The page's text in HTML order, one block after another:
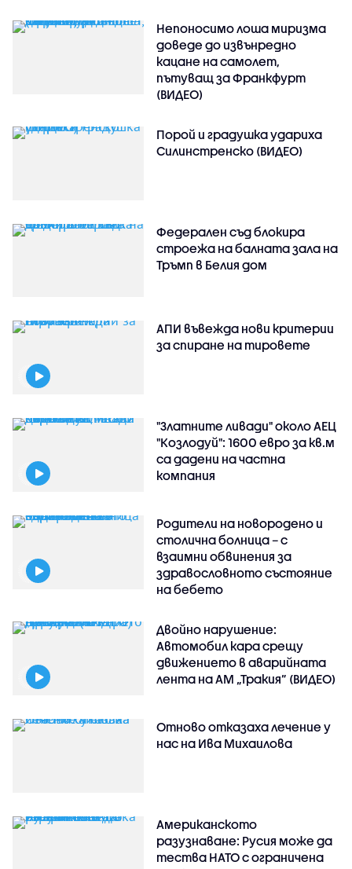
Непоносимо лоша миризма
доведе до извънредно
кацане на самолет,
пътуващ за Франкфурт
(ВИДЕО)
Порой и градушка удариха
Силинстренско (ВИДЕО)
Федерален съд блокира
строежа на балната зала на
Тръмп в Белия дом
АПИ въвежда нови критерии
за спиране на тировете
"Златните ливади" около АЕЦ
"Козлодуй": 1600 евро за кв.м
са дадени на частна
компания
Родители на новородено и
столична болница – с
взаимни обвинения за
здравословното състояние
на бебето
Двойно нарушение:
Автомобил кара срещу
движението в аварийната
лента на АМ „Тракия” (ВИДЕО)
Отново отказаха лечение у
нас на Ива Михаилова
Американското
разузнаване: Русия може да
тества НАТО с ограничена